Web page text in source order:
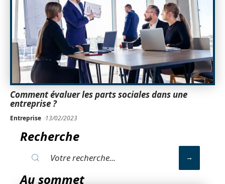
Comment évaluer les parts sociales dans une
entreprise ?
Entreprise 13/02/2023
Recherche
Au sommet